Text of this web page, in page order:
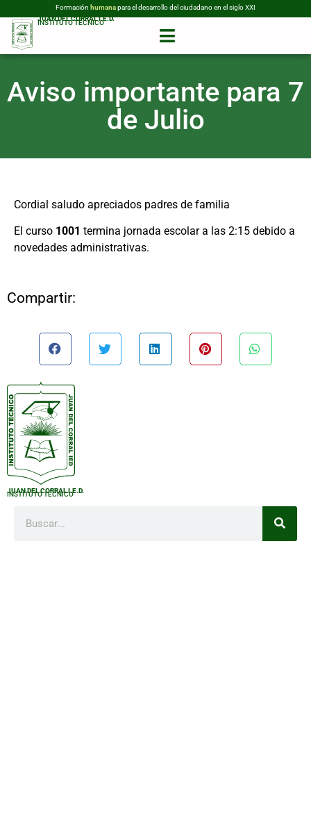
Formación humanapara el desarrollo del ciudadano en el siglo XXI
INSTITUTO TÉCNICO
JUAN DEL CORRAL I.E.D.
Aviso importante para 7
de Julio
Cordial saludo apreciados padres de familia
El curso 1001 termina jornada escolar a las 2:15 debido a
novedades administrativas.
Compartir:
INSTITUTO TÉCNICO
JUAN DEL CORRAL I.E.D.